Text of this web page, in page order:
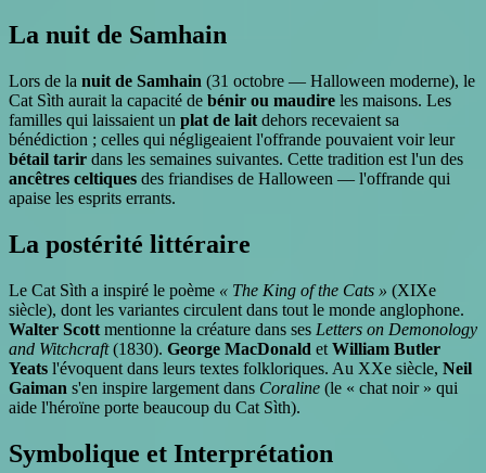
La nuit de Samhain
Lors de la nuit de Samhain (31 octobre — Halloween moderne), le
Cat Sìth aurait la capacité de bénir ou maudire les maisons. Les
familles qui laissaient un plat de lait dehors recevaient sa
bénédiction ; celles qui négligeaient l'offrande pouvaient voir leur
bétail tarir dans les semaines suivantes. Cette tradition est l'un des
ancêtres celtiques des friandises de Halloween — l'offrande qui
apaise les esprits errants.
La postérité littéraire
Le Cat Sìth a inspiré le poème « The King of the Cats » (XIXe
siècle), dont les variantes circulent dans tout le monde anglophone.
Walter Scott mentionne la créature dans ses Letters on Demonology
and Witchcraft(1830). George MacDonald et William Butler
Yeats l'évoquent dans leurs textes folkloriques. Au XXe siècle, Neil
Gaiman s'en inspire largement dans Coraline (le « chat noir » qui
aide l'héroïne porte beaucoup du Cat Sìth).
Symbolique et Interprétation